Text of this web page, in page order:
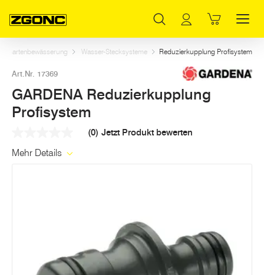
Gartenbewässerung Wasser-Stecksysteme Reduzierkupplung Profisystem
Art.Nr. 17369
GARDENA Reduzierkupplung
Profisystem
Link
(0) Jetzt Produkt bewerten
Mehr Details